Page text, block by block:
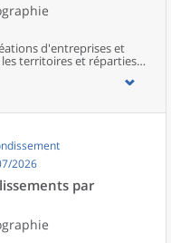
d'entreprises et
territoires et réparties
2026
par